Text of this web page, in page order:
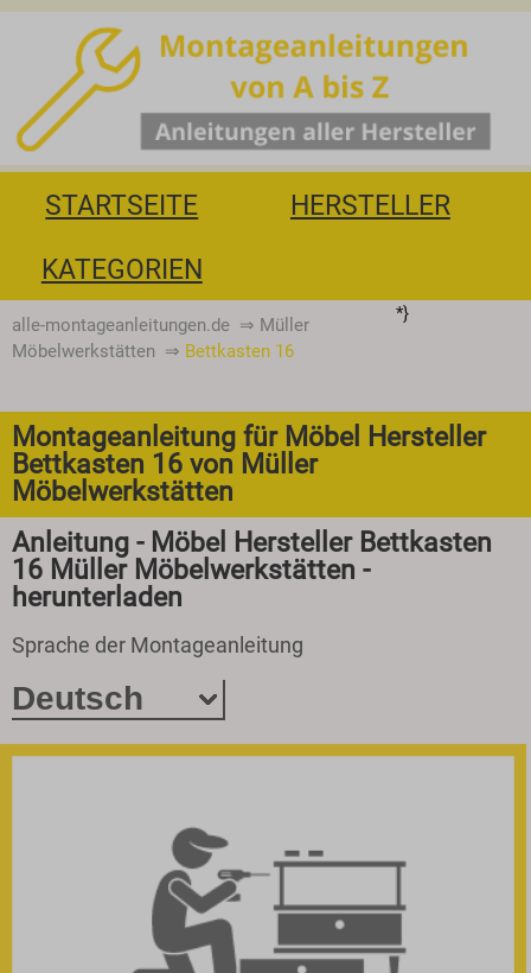
STARTSEITE
HERSTELLER
KATEGORIEN
alle-montageanleitungen.de ⇒ Müller
Möbelwerkstätten ⇒ Bettkasten 16
Montageanleitung für Möbel Hersteller
Bettkasten 16 von Müller
Möbelwerkstätten
Anleitung - Möbel Hersteller Bettkasten
16 Müller Möbelwerkstätten -
herunterladen
Sprache der Montageanleitung
*}